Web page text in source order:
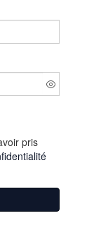
pris